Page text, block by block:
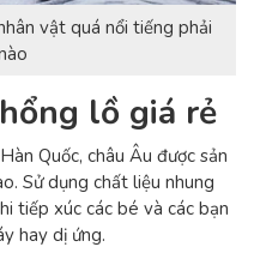
vật quá nổi tiếng phải
lồ giá rẻ
Quốc, châu Âu được sản
Sử dụng chất liệu nhung
tiếp xúc các bé và các bạn
hay dị ứng.